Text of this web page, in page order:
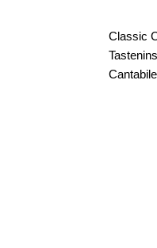
matt
Menge
Classic